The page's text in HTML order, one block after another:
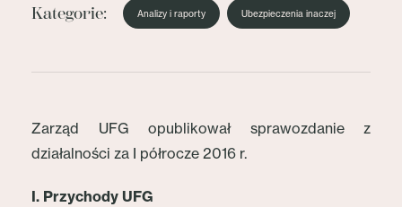
Kategorie: Analizy i raporty Ubezpieczenia inaczej
Zarząd UFG opublikował sprawozdanie z
działalności za I półrocze 2016 r.
I. Przychody UFG